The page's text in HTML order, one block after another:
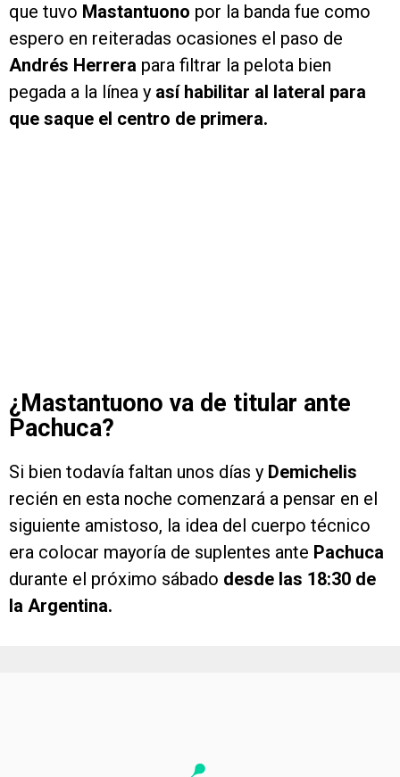
que tuvo Mastantuono por la banda fue como
espero en reiteradas ocasiones el paso de
Andrés Herrera para filtrar la pelota bien
pegada a la línea y así habilitar al lateral para
que saque el centro de primera.
¿Mastantuono va de titular ante
Pachuca?
Si bien todavía faltan unos días y Demichelis
recién en esta noche comenzará a pensar en el
siguiente amistoso, la idea del cuerpo técnico
era colocar mayoría de suplentes ante Pachuca
durante el próximo sábado desde las 18:30 de
la Argentina.